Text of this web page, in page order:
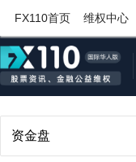
FX110首页 维权中心